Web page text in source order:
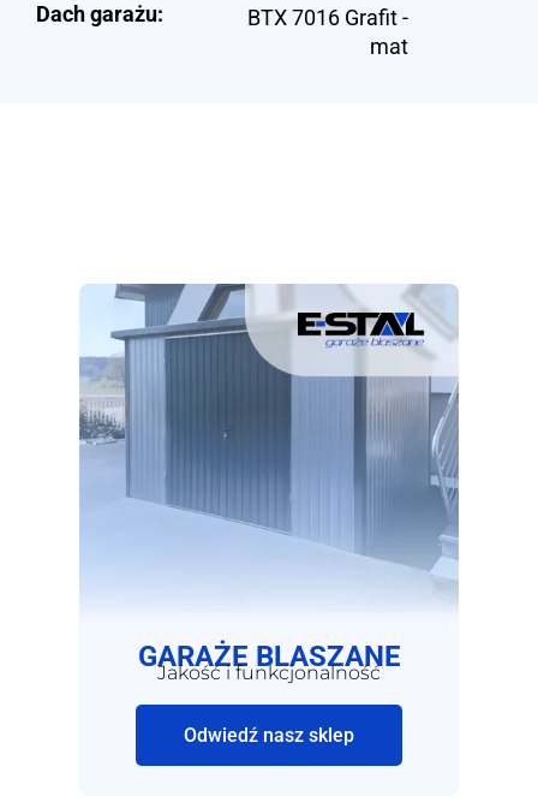
Dach garażu:
BTX 7016 Grafit -
mat
GARAŻE BLASZANE
Jakość i funkcjonalność
Odwiedź nasz sklep